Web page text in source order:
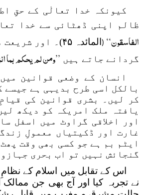
کیونکہ خدا تعالٰی کے حقِ
ظالم اپنی ڈھٹائی سے خدا
الفاسقون‘‘ (
المائدہ ۴۵)۔
گردانے جاتے ہیں ’’ومن لم یحکم بما
انسان کے وضعی قوانین
بالکل اسی طرح بدیہی ہے
کر لیں۔ بشری قوانین کی
یافتہ ملک امریکہ کو دیکھ
اور اخلاقی گراوٹ میں اسفل
غارت اور ڈکیتیاں معمولِ
ایٹم بم ہے جو کسی بھی وقت
گنجائش نہیں تو اب بحری
اس کے تقابل میں اسلام کے
نے تجربہ کیا اور آج بھی جن